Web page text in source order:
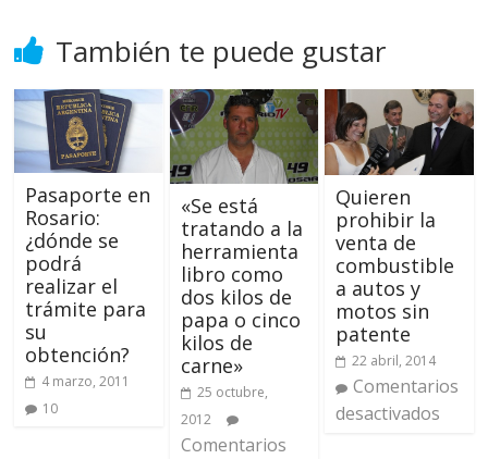
También te puede gustar
Pasaporte en
Rosario:
¿dónde se
podrá
realizar el
trámite para
su
obtención?
4 marzo, 2011
10
«Se está
tratando a la
herramienta
libro como
dos kilos de
papa o cinco
kilos de
carne»
25 octubre,
2012
Comentarios
Quieren
prohibir la
venta de
combustible
a autos y
motos sin
patente
22 abril, 2014
Comentarios
desactivados